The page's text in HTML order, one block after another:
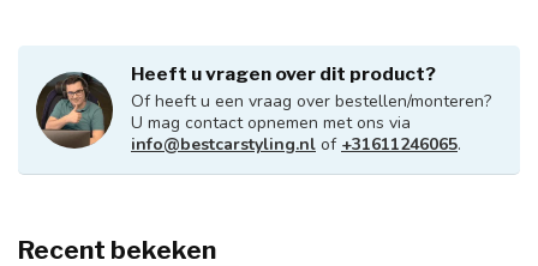
Heeft u vragen over dit product?
Of heeft u een vraag over bestellen/monteren?
U mag contact opnemen met ons via
info@bestcarstyling.nl of +31611246065.
Recent bekeken